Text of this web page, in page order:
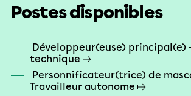
Postes disponibles
Développeur(euse) principal(e)
technique
Personnificateur(trice) de
Travailleur autonome